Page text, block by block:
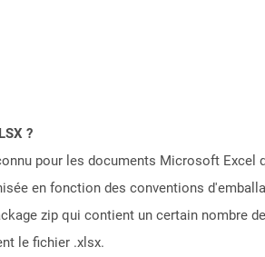
?
pour les documents Microsoft
en fonction des conventions
zip qui contient un certain nombre
le fichier .xlsx.